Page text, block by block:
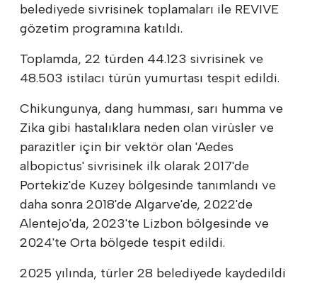
belediyede sivrisinek toplamaları ile REVIVE
gözetim programına katıldı.
Toplamda, 22 türden 44.123 sivrisinek ve
48.503 istilacı türün yumurtası tespit edildi.
Chikungunya, dang humması, sarı humma ve
Zika gibi hastalıklara neden olan virüsler ve
parazitler için bir vektör olan 'Aedes
albopictus' sivrisinek ilk olarak 2017'de
Portekiz'de Kuzey bölgesinde tanımlandı ve
daha sonra 2018'de Algarve'de, 2022'de
Alentejo'da, 2023'te Lizbon bölgesinde ve
2024'te Orta bölgede tespit edildi.
2025 yılında, türler 28 belediyede kaydedildi